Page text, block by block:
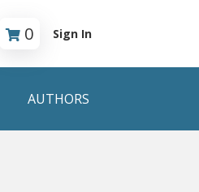
0 Sign In
AUTHORS